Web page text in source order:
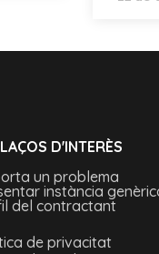
D'INTERÈS
un problema
instància
del contractant
de privacitat